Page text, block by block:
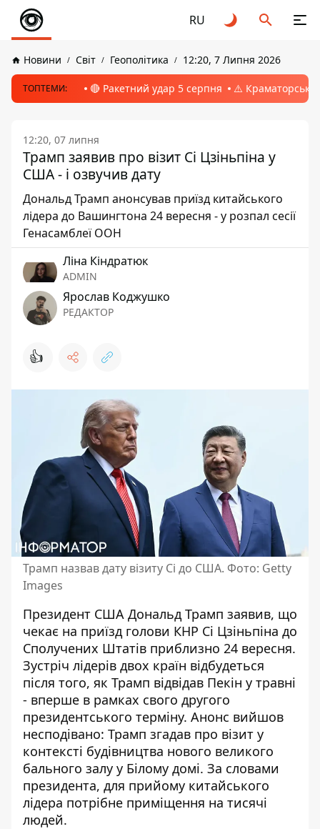
RU
Новини Світ Геополітика 12:20, 7 Липня 2026
ТОПТЕМИ: 🔴 Ракетний удар 5 серпня ⚠️ Краматорськ,
12:20, 07 липня
Трамп заявив про візит Сі Цзіньпіна у
США - і озвучив дату
Дональд Трамп анонсував приїзд китайського
лідера до Вашингтона 24 вересня - у розпал сесії
Генасамблеї ООН
Ліна Кіндратюк
ADMIN
Ярослав Коджушко
РЕДАКТОР
👍
Трамп назвав дату візиту Сі до США. Фото: Getty
Images
Президент США Дональд Трамп заявив, що
чекає на приїзд голови КНР Сі Цзіньпіна до
Сполучених Штатів приблизно 24 вересня.
Зустріч лідерів двох країн відбудеться
після того, як Трамп відвідав Пекін у травні
- вперше в рамках свого другого
президентського терміну. Анонс вийшов
несподівано: Трамп згадав про візит у
контексті будівництва нового великого
бального залу у Білому домі. За словами
президента, для прийому китайського
лідера потрібне приміщення на тисячі
людей.